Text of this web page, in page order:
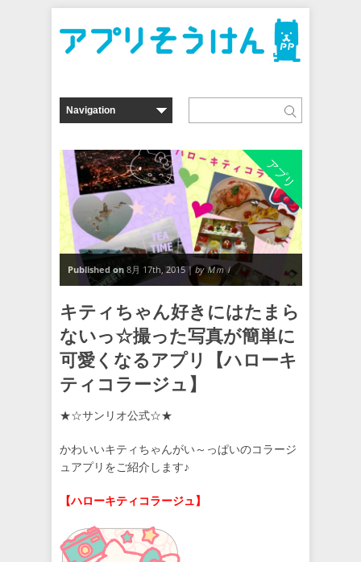
アプリ
Published on 8月 17th, 2015 |by Ｍｍｉ
キティちゃん好きにはたまら
ないっ☆撮った写真が簡単に
可愛くなるアプリ【ハローキ
ティコラージュ】
★☆サンリオ公式☆★
かわいいキティちゃんがい～っぱいのコラージ
ュアプリをご紹介します♪
【ハローキティコラージュ】